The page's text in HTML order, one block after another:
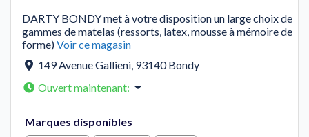
DARTY BONDY met à votre disposition un large choix de
gammes de matelas (ressorts, latex, mousse à mémoire de
forme)Voir ce magasin
149 Avenue Gallieni, 93140 Bondy
Ouvert maintenant:
Marques disponibles